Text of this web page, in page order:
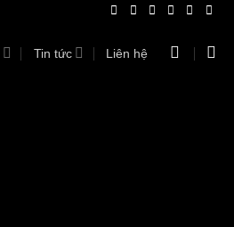
Tin tức Liên hệ